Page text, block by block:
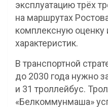
эксплуатацию трёх
на маршрутах
комплексную оценку
характеристик.
В транспортной
до 2030 года нужно
и 31 троллейбус.
«Белкоммунмаша»